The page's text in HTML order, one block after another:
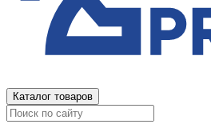
Каталог товаров